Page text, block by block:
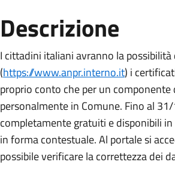
Descrizione
I cittadini italiani avranno la
(https://www.anpr.interno.it) i
proprio conto che per un
personalmente in Comune. Fino al
completamente gratuiti e disponibili
in forma contestuale. Al portale si
possibile verificare la correttezza dei